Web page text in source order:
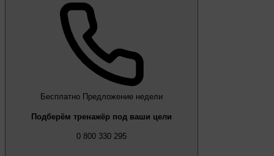
Бесплатно Предложение недели
Подберём тренажёр под ваши цели
0 800 330 295